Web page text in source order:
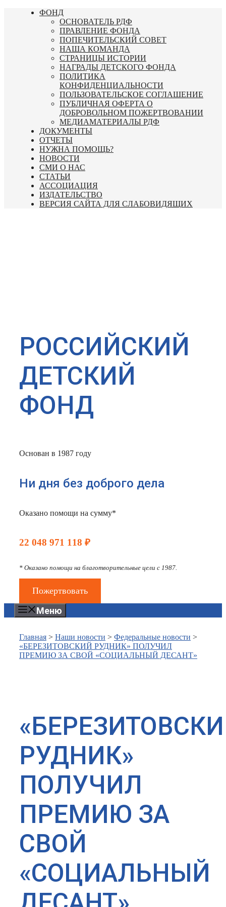
Перейти
ФОНД
ОСНОВАТЕЛЬ РДФ
ПРАВЛЕНИЕ ФОНДА
ПОПЕЧИТЕЛЬСКИЙ СОВЕТ
НАША КОМАНДА
СТРАНИЦЫ ИСТОРИИ
НАГРАДЫ ДЕТСКОГО ФОНДА
ПОЛИТИКА
КОНФИДЕНЦИАЛЬНОСТИ
ПОЛЬЗОВАТЕЛЬСКОЕ СОГЛАШЕНИЕ
ПУБЛИЧНАЯ ОФЕРТА О
ДОБРОВОЛЬНОМ ПОЖЕРТВОВАНИИ
МЕДИАМАТЕРИАЛЫ РДФ
ДОКУМЕНТЫ
ОТЧЕТЫ
НУЖНА ПОМОЩЬ?
НОВОСТИ
СМИ О НАС
СТАТЬИ
АССОЦИАЦИЯ
ИЗДАТЕЛЬСТВО
ВЕРСИЯ САЙТА ДЛЯ СЛАБОВИДЯЩИХ
РОССИЙСКИЙ
ДЕТСКИЙ
ФОНД
Основан в 1987 году
Ни дня без доброго дела
Оказано помощи на сумму*
22 048 971 118 ₽
* Оказано помощи на благотворительные цели с 1987.
Пожертвовать
Меню
Главная > Наши новости > Федеральные новости >
«БЕРЕЗИТОВСКИЙ РУДНИК» ПОЛУЧИЛ
ПРЕМИЮ ЗА СВОЙ «СОЦИАЛЬНЫЙ ДЕСАНТ»
РУДНИК»
ПОЛУЧИЛ
ПРЕМИЮ ЗА
СВОЙ
«СОЦИАЛЬНЫЙ